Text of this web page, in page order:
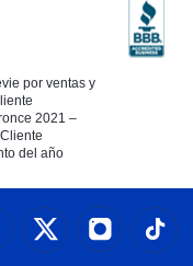
por ventas y
2021 –
del año